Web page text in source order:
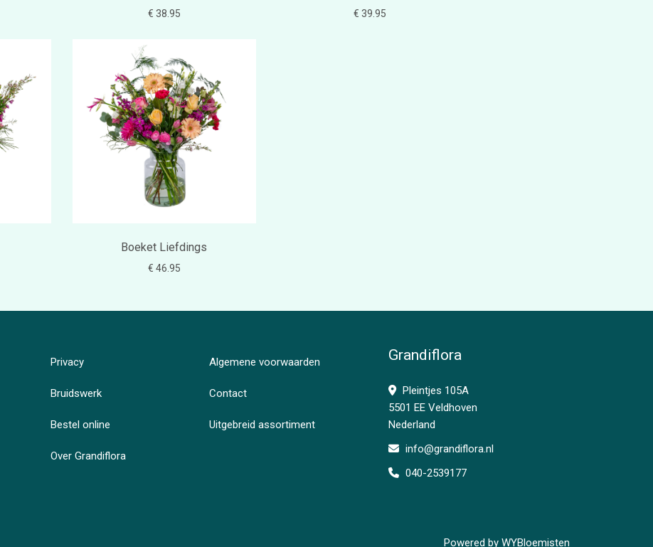
€ 38.95 € 39.95
Boeket Liefdings
€ 46.95
Privacy Algemene voorwaarden
Bruidswerk Contact
Bestel online Uitgebreid assortiment
Over Grandiflora
Grandiflora
Pleintjes 105A
5501 EE Veldhoven
Nederland
info@grandiflora.nl
040-2539177
Powered by WYBloemisten